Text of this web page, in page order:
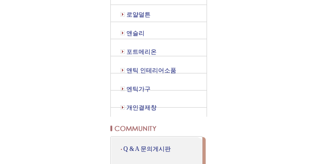
로얄덜튼
앤슬리
포트메리온
앤틱 인테리어소품
엔틱가구
개인결제창
Q & A 문의게시판